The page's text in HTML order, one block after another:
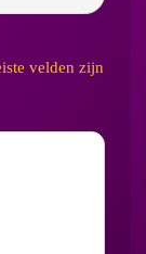
velden zijn